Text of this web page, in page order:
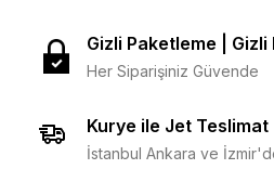
Gizli Paketleme | Gizli
Her Siparişiniz Güvende
Kurye ile Jet Teslimat
İstanbul Ankara ve